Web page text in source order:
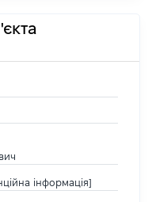
інформація]